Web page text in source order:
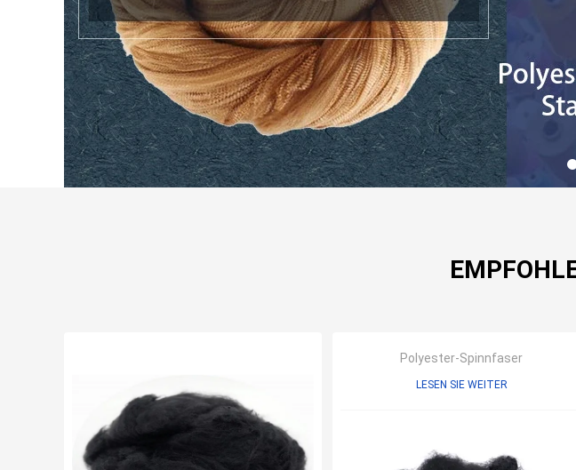
Polyester-Spinnfaser
LESEN SIE WEITER